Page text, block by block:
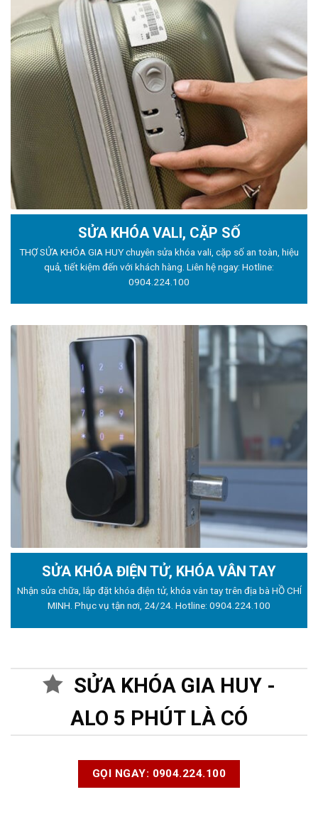
SỬA KHÓA VALI, CẶP SỐ
THỢ SỬA KHÓA GIA HUY chuyên sửa khóa vali, cặp số an toàn, hiệu
quả, tiết kiệm đến với khách hàng. Liên hệ ngay: Hotline:
0904.224.100
SỬA KHÓA ĐIỆN TỬ, KHÓA VÂN TAY
Nhận sửa chữa, lắp đặt khóa điện tử, khóa vân tay trên địa bà HỒ CHÍ
MINH. Phục vụ tận nơi, 24/24. Hotline: 0904.224.100
SỬA KHÓA GIA HUY -
ALO 5 PHÚT LÀ CÓ
GỌI NGAY: 0904.224.100